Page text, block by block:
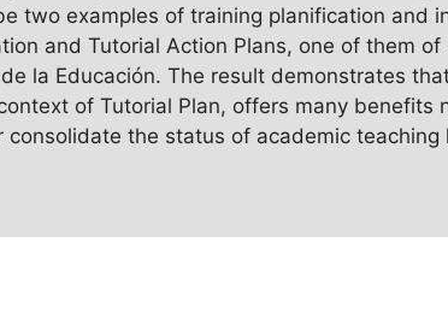
two examples of training planification and
and Tutorial Action Plans, one of them
la Educación. The result demonstrates
of Tutorial Plan, offers many
the status of academic teaching